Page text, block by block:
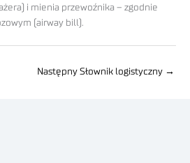
i mienia przewoźnika – zgodnie
(airway bill).
Następny Słownik logistyczny →